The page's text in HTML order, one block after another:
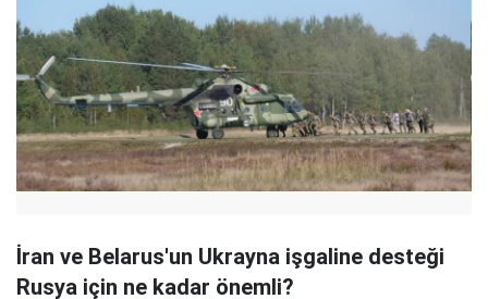
İran ve Belarus'un Ukrayna işgaline desteği
Rusya için ne kadar önemli?